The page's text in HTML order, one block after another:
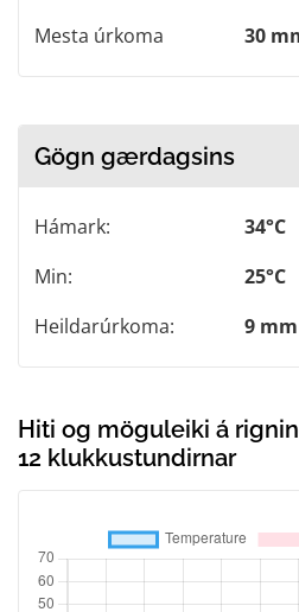
Mesta úrkoma
30
Gögn gærdagsins
Hámark:
34°C
Min:
25°C
Heildarúrkoma:
9 mm
Hiti og möguleiki á
12 klukkustundirnar